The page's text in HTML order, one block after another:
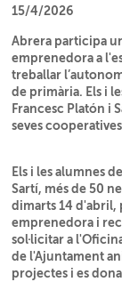
15/4/2026
Abrera participa
emprenedora a
treballar
de primària. Els i
Francesc Platón i
seves
Els i les alumnes
Sartí, més de 50
dimarts 14 d'abril,
emprenedora i
sol·licitar a
de l'Ajuntament
projectes i es